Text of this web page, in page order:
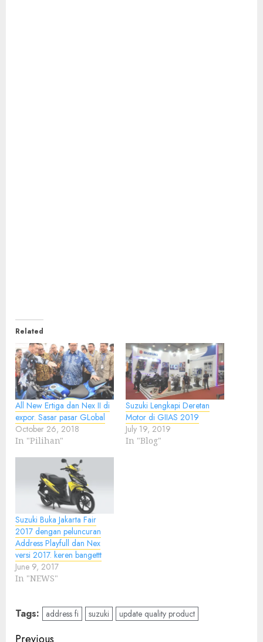
Related
All New Ertiga dan Nex II di
expor. Sasar pasar GLobal
October 26, 2018
In "Pilihan"
Suzuki Lengkapi Deretan
Motor di GIIAS 2019
July 19, 2019
In "Blog"
Suzuki Buka Jakarta Fair
2017 dengan peluncuran
Address Playfull dan Nex
versi 2017. keren bangettt
June 9, 2017
In "NEWS"
Tags: address fi suzuki update quality product